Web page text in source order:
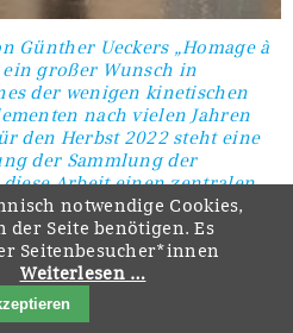
Günther Ueckers „Homage à
ein großer Wunsch in
der wenigen kinetischen
nach vielen Jahren
den Herbst 2022 steht eine
der Sammlung der
Arbeit einen zentralen
einnehmen. Unser
Ernst von Siemens
der städtischen Museen
notwendige Cookies,
der Seite benötigen. Es
Seitenbesucher*innen
Weiterlesen …